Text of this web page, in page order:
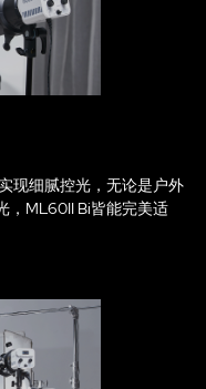
现细腻控光，无论是户外
，ML60II Bi皆能完美适